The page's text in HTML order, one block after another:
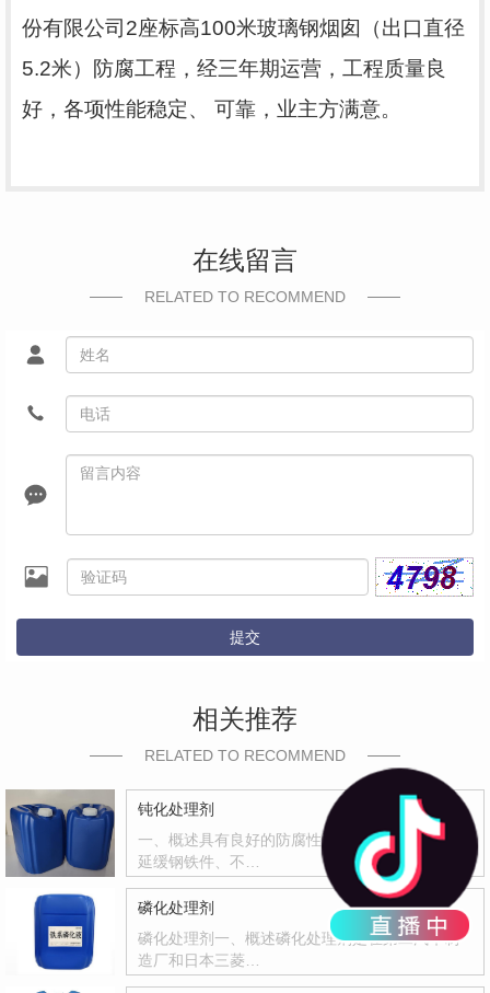
份有限公司 2座标高100米玻璃钢烟囱（出口直径
5.2米）防腐工程，经三年期运营，工程质量良
好，各项性能稳定、 可靠，业主方满意。
在线留言
RELATED TO RECOMMEND
提交
相关推荐
RELATED TO RECOMMEND
钝化处理剂
一、概述具有良好的防腐性和封闭能力，有效地
延缓钢铁件、不…
磷化处理剂
磷化处理剂一、概述磷化处理剂是在第二汽车制
造厂和日本三菱…